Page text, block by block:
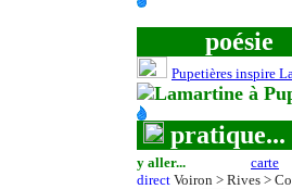
poésie
Pupetières inspire
pratique...
y aller...
carte
direct Voiron > Rives >